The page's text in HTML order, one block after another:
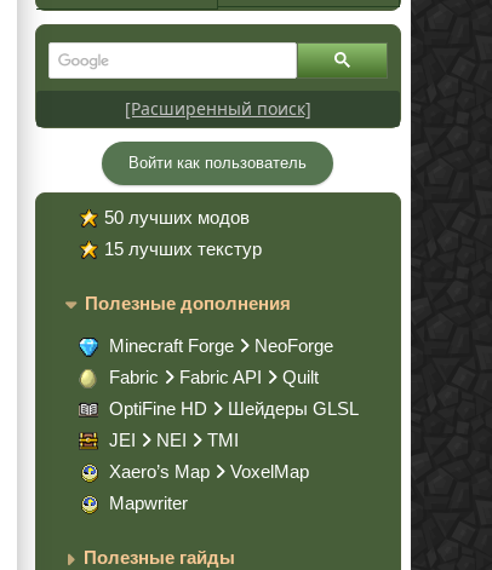
[Расширенный поиск]
Войти как пользователь
50 лучших модов
15 лучших текстур
Полезные дополнения
Minecraft Forge
NeoForge
Fabric
Fabric API
Quilt
OptiFine HD
Шейдеры GLSL
JEI
NEI
TMI
Xaero’s Map
VoxelMap
Mapwriter
Полезные гайды